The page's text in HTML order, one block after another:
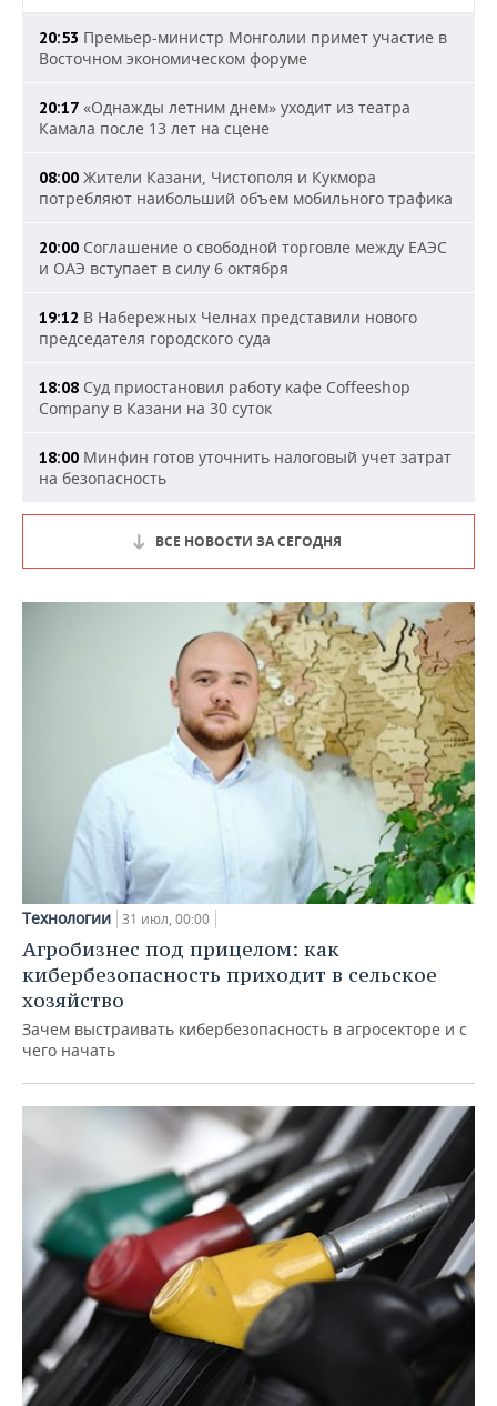
20:53 Премьер-министр Монголии примет участие в
Восточном экономическом форуме
20:17 «Однажды летним днем» уходит из театра
Камала после 13 лет на сцене
08:00 Жители Казани, Чистополя и Кукмора
потребляют наибольший объем мобильного трафика
20:00 Соглашение о свободной торговле между ЕАЭС
и ОАЭ вступает в силу 6 октября
19:12 В Набережных Челнах представили нового
председателя городского суда
18:08 Суд приостановил работу кафе Coffeeshop
Company в Казани на 30 суток
18:00 Минфин готов уточнить налоговый учет затрат
на безопасность
ВСЕ НОВОСТИ ЗА СЕГОДНЯ
Технологии 31 июл, 00:00
Агробизнес под прицелом: как
кибербезопасность приходит в сельское
хозяйство
Зачем выстраивать кибербезопасность в агросекторе и с
чего начать